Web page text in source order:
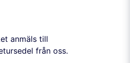
anmäls till
från oss.